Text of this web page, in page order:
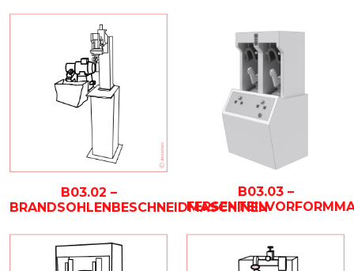
B03.02 –
BRANDSOHLENBESCHNEIDMASCHINEN
B03.03 –